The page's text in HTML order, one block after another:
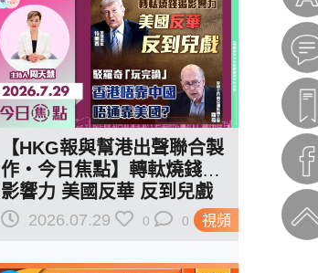
視頻
【HKG報與幫港出聲聯合製
作‧今日焦點】轉軚燒錢遏
影響力 美國反華 反到兒戲
駁羅奇「玩完論」 香港唔靠
2026.07.29 0 0